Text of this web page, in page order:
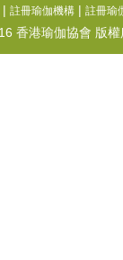
| 註冊瑜伽機構 | 註冊瑜
香港瑜伽協會 版